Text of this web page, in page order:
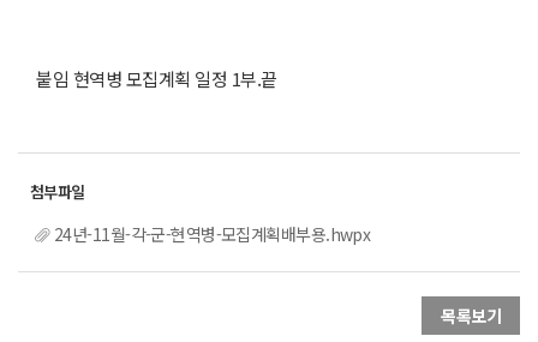
붙임 현역병 모집계획 일정 1부.끝
24년-11월-각-군-현역병-모집계획배부용.hwpx
목록보기